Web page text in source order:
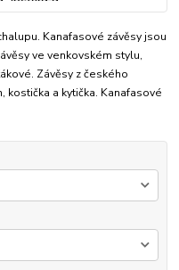
Kanafasové závěsy jsou
ve venkovském stylu,
Závěsy z českého
kostička a kytička. Kanafasové